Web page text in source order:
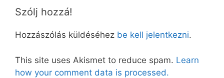
Szólj hozzá!
Hozzászólás küldéséhez be kell jelentkezni.
This site uses Akismet to reduce spam. Learn
how your comment data is processed.